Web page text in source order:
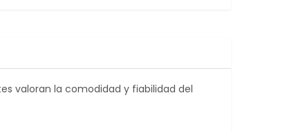
valoran la comodidad y fiabilidad del